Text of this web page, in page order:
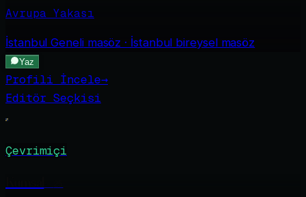
Avrupa Yakası
İstanbul Genelimasöz · İstanbul bireysel masöz
Yaz
Profili İncele→
Editör Seçkisi
Çevrimiçi